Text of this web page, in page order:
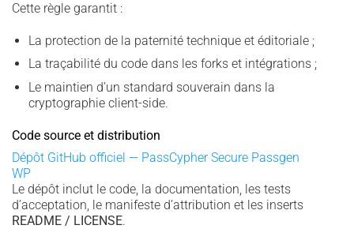
Cette règle garantit :
La protection de la paternité technique et éditoriale ;
La traçabilité du code dans les forks et intégrations ;
Le maintien d’un standard souverain dans la
cryptographie client-side.
Code source et distribution
Dépôt GitHub officiel — PassCypher Secure Passgen
WP
Le dépôt inclut le code, la documentation, les tests
d’acceptation, le manifeste d’attribution et les inserts
README / LICENSE.